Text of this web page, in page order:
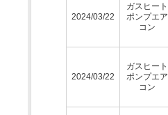
2024/03/22
ガスヒート
ポンプエア
コン
2024/03/22
ガスヒート
ポンプエア
コン